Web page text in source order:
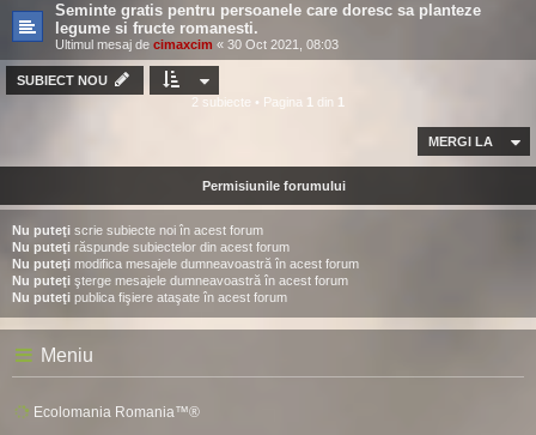
Seminte gratis pentru persoanele care doresc sa planteze
legume si fructe romanesti.
Ultimul mesaj de cimaxcim « 30 Oct 2021, 08:03
SUBIECT NOU
2 subiecte • Pagina 1 din 1
MERGI LA
Permisiunile forumului
Nu puteţi scrie subiecte noi în acest forum
Nu puteţi răspunde subiectelor din acest forum
Nu puteţi modifica mesajele dumneavoastră în acest forum
Nu puteţi şterge mesajele dumneavoastră în acest forum
Nu puteţi publica fişiere ataşate în acest forum
Meniu
Ecolomania Romania™®